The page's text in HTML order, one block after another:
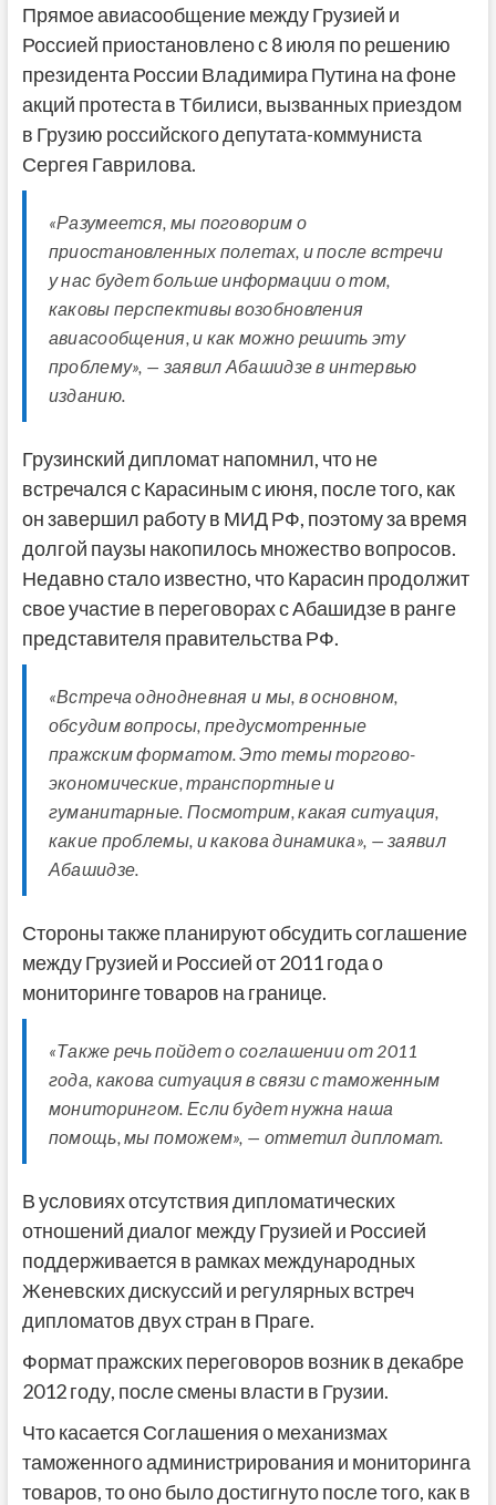
Прямое авиасообщение между Грузией и
Россией приостановлено с 8 июля по решению
президента России Владимира Путина на фоне
акций протеста в Тбилиси, вызванных приездом
в Грузию российского депутата-коммуниста
Сергея Гаврилова.
«Разумеется, мы поговорим о
приостановленных полетах, и после встречи
у нас будет больше информации о том,
каковы перспективы возобновления
авиасообщения, и как можно решить эту
проблему», — заявил Абашидзе в интервью
изданию.
Грузинский дипломат напомнил, что не
встречался с Карасиным с июня, после того, как
он завершил работу в МИД РФ, поэтому за время
долгой паузы накопилось множество вопросов.
Недавно стало известно, что Карасин продолжит
свое участие в переговорах с Абашидзе в ранге
представителя правительства РФ.
«Встреча однодневная и мы, в основном,
обсудим вопросы, предусмотренные
пражским форматом. Это темы торгово-
экономические, транспортные и
гуманитарные. Посмотрим, какая ситуация,
какие проблемы, и какова динамика», — заявил
Абашидзе.
Стороны также планируют обсудить соглашение
между Грузией и Россией от 2011 года о
мониторинге товаров на границе.
«Также речь пойдет о соглашении от 2011
года, какова ситуация в связи с таможенным
мониторингом. Если будет нужна наша
помощь, мы поможем», — отметил дипломат.
В условиях отсутствия дипломатических
отношений диалог между Грузией и Россией
поддерживается в рамках международных
Женевских дискуссий и регулярных встреч
дипломатов двух стран в Праге.
Формат пражских переговоров возник в декабре
2012 году, после смены власти в Грузии.
Что касается Соглашения о механизмах
таможенного администрирования и мониторинга
товаров, то оно было достигнуто после того, как в